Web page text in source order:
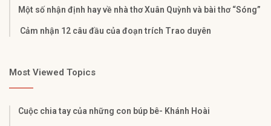
Một số nhận định hay về nhà thơ Xuân Quỳnh và bài thơ “Sóng”
Cảm nhận 12 câu đầu của đoạn trích Trao duyên
Most Viewed Topics
Cuộc chia tay của những con búp bê- Khánh Hoài